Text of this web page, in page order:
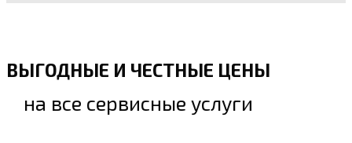
ВЫГОДНЫЕ И ЧЕСТНЫЕ ЦЕНЫ
на все сервисные услуги